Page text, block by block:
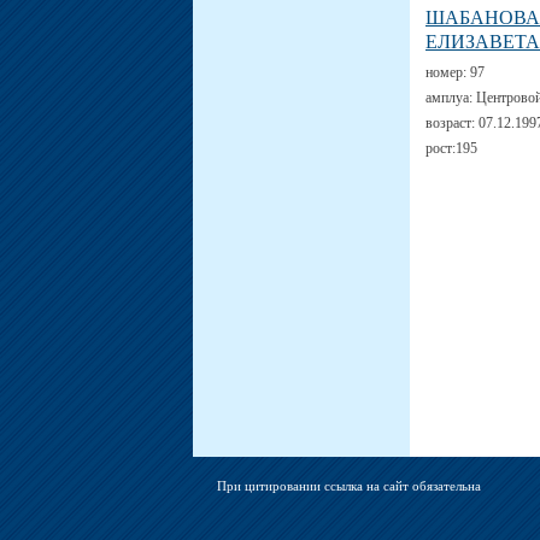
ШАБАНОВА
ЕЛИЗАВЕТА
номер: 97
амплуа:
возраст:
рост:195
При цитировании ссылка на сайт обязательна